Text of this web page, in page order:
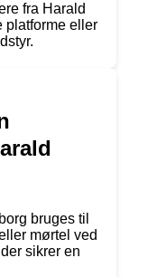
fra Harald
platforme eller
bruges til
mørtel ved
sikrer en